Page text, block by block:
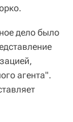
дело было
агента".